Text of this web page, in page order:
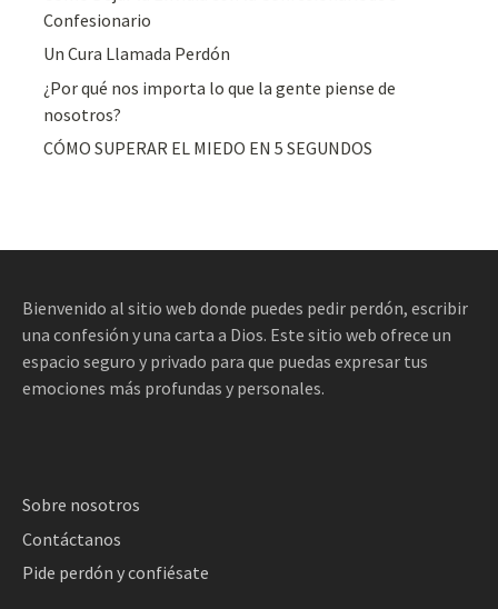
Confesionario
Un Cura Llamada Perdón
¿Por qué nos importa lo que la gente piense de
nosotros?
CÓMO SUPERAR EL MIEDO EN 5 SEGUNDOS
Bienvenido al sitio web donde puedes pedir perdón, escribir
una confesión y una carta a Dios. Este sitio web ofrece un
espacio seguro y privado para que puedas expresar tus
emociones más profundas y personales.
Sobre nosotros
Contáctanos
Pide perdón y confiésate